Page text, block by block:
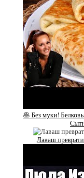
🥞 Без муки!
Лаваш